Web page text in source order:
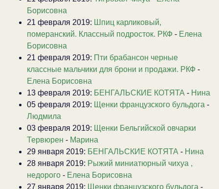
Борисовна
21 февраля 2019: Шпиц карликовый,
померанский. Классный подросток. РКФ - Елена
Борисовна
21 февраля 2019: Пти брабансон черные
классные мальчики для брони и продажи. РКФ -
Елена Борисовна
13 февраля 2019: БЕНГАЛЬСКИЕ КОТЯТА - Нина
05 февраля 2019: Щенки французского бульдога -
Людмила
03 февраля 2019: Щенки Бельгийской овчарки
Тервюрен - Марина
29 января 2019: БЕНГАЛЬСКИЕ КОТЯТА - Нина
28 января 2019: Рыжий миниатюрный чихуа ,
недорого - Елена Борисовна
27 января 2019: Щенки французского бульдога -